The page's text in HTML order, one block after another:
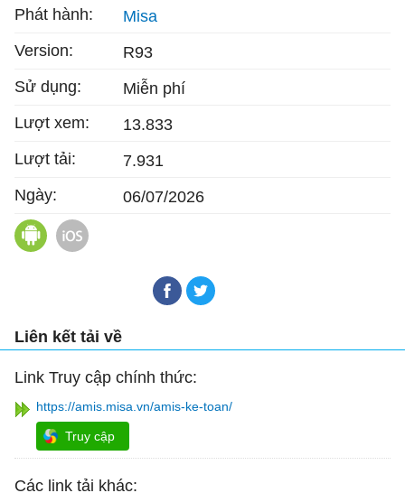
Phát hành:
Misa
Version:
R93
Sử dụng:
Miễn phí
Lượt xem:
13.833
Lượt tải:
7.931
Ngày:
06/07/2026
AMIS Kế toán cho Android
Liên kết tải về
Link Truy cập chính thức:
https://amis.misa.vn/amis-ke-toan/
Truy cập
Các link tải khác: